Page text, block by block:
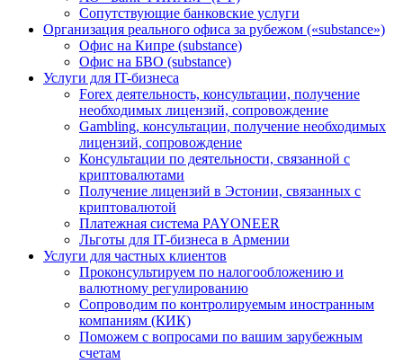
Сопутствующие банковские услуги
Организация реального офиса за рубежом («substance»)
Офис на Кипре (substance)
Офис на БВО (substance)
Услуги для IT-бизнеса
Forex деятельность, консультации, получение
необходимых лицензий, сопровождение
Gambling, консультации, получение необходимых
лицензий, сопровождение
Консультации по деятельности, связанной с
криптовалютами
Получение лицензий в Эстонии, связанных с
криптовалютой
Платежная система PAYONEER
Льготы для IT-бизнеса в Армении
Услуги для частных клиентов
Проконсультируем по налогообложению и
валютному регулированию
Сопроводим по контролируемым иностранным
компаниям (КИК)
Поможем с вопросами по вашим зарубежным
счетам